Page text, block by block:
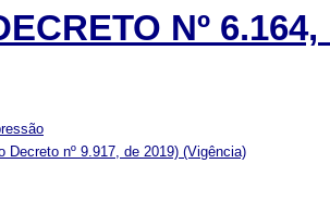
Nº
Decreto nº 9.917, de 2019) (Vigência)